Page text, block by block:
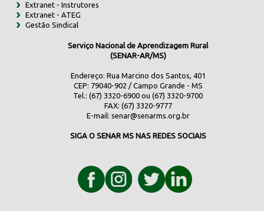
Extranet - Instrutores
Extranet - ATEG
Gestão Sindical
Serviço Nacional de Aprendizagem Rural
(SENAR-AR/MS)
Endereço: Rua Marcino dos Santos, 401
CEP: 79040-902 / Campo Grande - MS
Tel.: (67) 3320-6900 ou (67) 3320-9700
FAX: (67) 3320-9777
E-mail: senar@senarms.org.br
SIGA O SENAR MS NAS REDES SOCIAIS